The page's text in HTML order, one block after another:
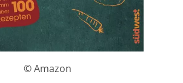
© Amazon